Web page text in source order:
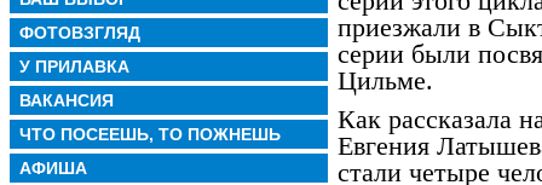
ФОТОВЗГЛЯД
У ПРИЛАВКА
ВАКАНСИЯ
ЧТО ПОСЕЕШЬ, ТО ПОЖНЕШЬ
АФИША
приезжали в
серии были
Цильме.
Как рассказала
Евгения
стали четыре